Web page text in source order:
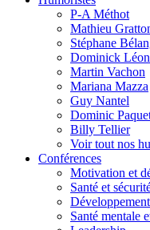
P-A Méthot
Mathieu
Stéphane
Dominick
Martin Vachon
Mariana Mazza
Guy Nantel
Dominic
Billy Tellier
Voir tout nos
Conférences
Motivation et
Santé et
Santé mentale